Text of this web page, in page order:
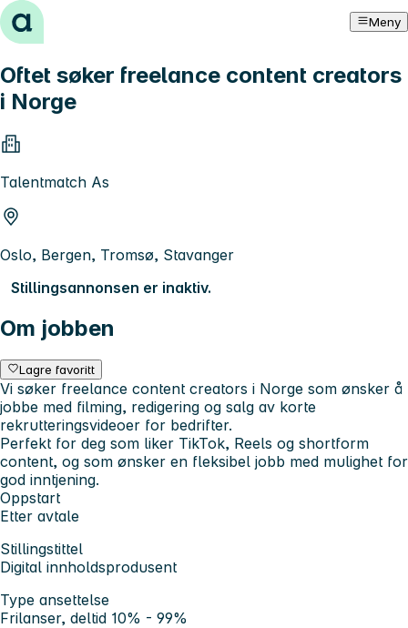
Hopp til innhold Meny
Oftet søker freelance content creators
i Norge
Talentmatch As
Oslo, Bergen, Tromsø, Stavanger
Stillingsannonsen er inaktiv.
Om jobben
Lagre favoritt
Vi søker freelance content creators i Norge som ønsker å
jobbe med filming, redigering og salg av korte
rekrutteringsvideoer for bedrifter.
Perfekt for deg som liker TikTok, Reels og shortform
content, og som ønsker en fleksibel jobb med mulighet for
god inntjening.
Oppstart
Etter avtale
Stillingstittel
Digital innholdsprodusent
Type ansettelse
Frilanser, deltid 10% - 99%